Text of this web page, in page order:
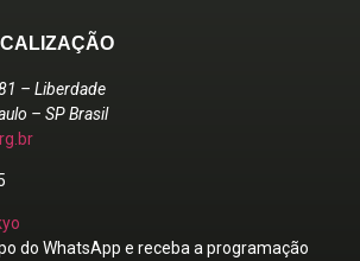
– Liberdade
– SP Brasil
do WhatsApp e receba a programação